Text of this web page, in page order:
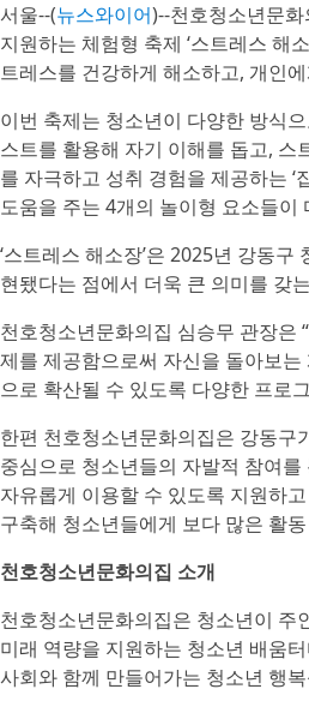
서울--(뉴스와이어)--천호청소년문
지원하는 체험형 축제 ‘스트레스 해
트레스를 건강하게 해소하고, 개인
이번 축제는 청소년이 다양한 방식
스트를 활용해 자기 이해를 돕고,
를 자극하고 성취 경험을 제공하는 ‘
도움을 주는 4개의 놀이형 요소들이
‘스트레스 해소장’은 2025년 강동
현됐다는 점에서 더욱 큰 의미를 갖
천호청소년문화의집 심승무 관장은
제를 제공함으로써 자신을 돌아보
으로 확산될 수 있도록 다양한 프로
한편 천호청소년문화의집은 강동구
중심으로 청소년들의 자발적 참여
자유롭게 이용할 수 있도록 지원하
구축해 청소년들에게 보다 많은 활
천호청소년문화의집 소개
천호청소년문화의집은 청소년이 주
미래 역량을 지원하는 청소년 배움
사회와 함께 만들어가는 청소년 행